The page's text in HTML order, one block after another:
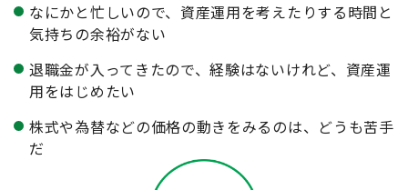
なにかと忙しいので、資産運用を考えたりする時間と
気持ちの余裕がない
退職金が入ってきたので、経験はないけれど、資産運
用をはじめたい
株式や為替などの価格の動きをみるのは、どうも苦手
だ